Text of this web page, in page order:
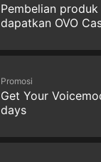
Pembelian
dapatkan OVO
Promosi
Get Your
days